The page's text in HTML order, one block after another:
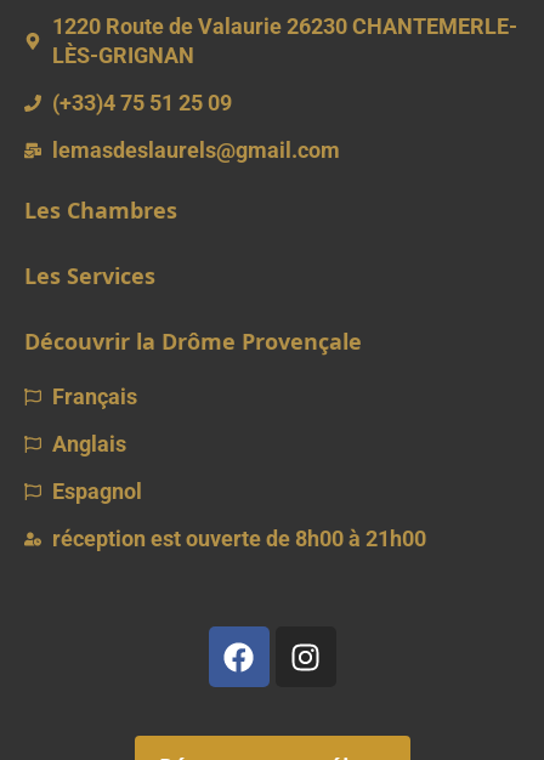
1220 Route de Valaurie 26230 CHANTEMERLE-
LÈS-GRIGNAN
(+33)4 75 51 25 09
lemasdeslaurels@gmail.com
Les Chambres
Les Services
Découvrir la Drôme Provençale
Français
Anglais
Espagnol
réception est ouverte de 8h00 à 21h00